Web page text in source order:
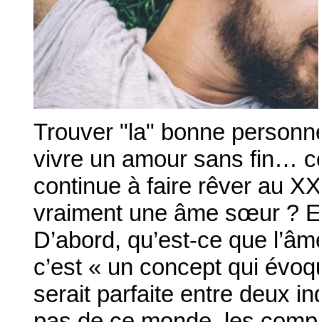
Trouver "la" bonne
vivre un amour sans fin…
continue à faire rêver au
vraiment une âme sœur ?
D’abord, qu’est-ce que
c’est « un concept qui
serait parfaite entre deux